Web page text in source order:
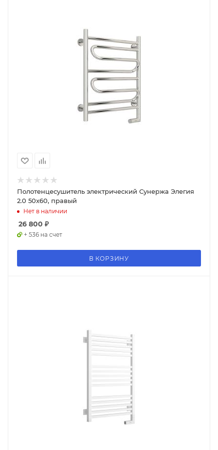
Полотенцесушитель электрический Сунержа Элегия
2.0 50x60, правый
Нет в наличии
26 800 ₽
+ 536 на счет
В КОРЗИНУ